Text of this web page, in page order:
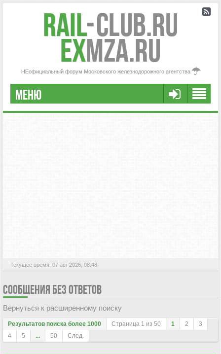
Rail-Club.RU
exMZA.RU
НЕофициальный форум Московского железнодорожного агентства
МЕНЮ
РЕГИСТРАЦИЯ
Текущее время: 07 авг 2026, 08:48
СООБЩЕНИЯ БЕЗ ОТВЕТОВ
Вернуться к расширенному поиску
Результатов поиска более 1000 Страница 1 из 50 1 2
3
4
5 ... 50 След.